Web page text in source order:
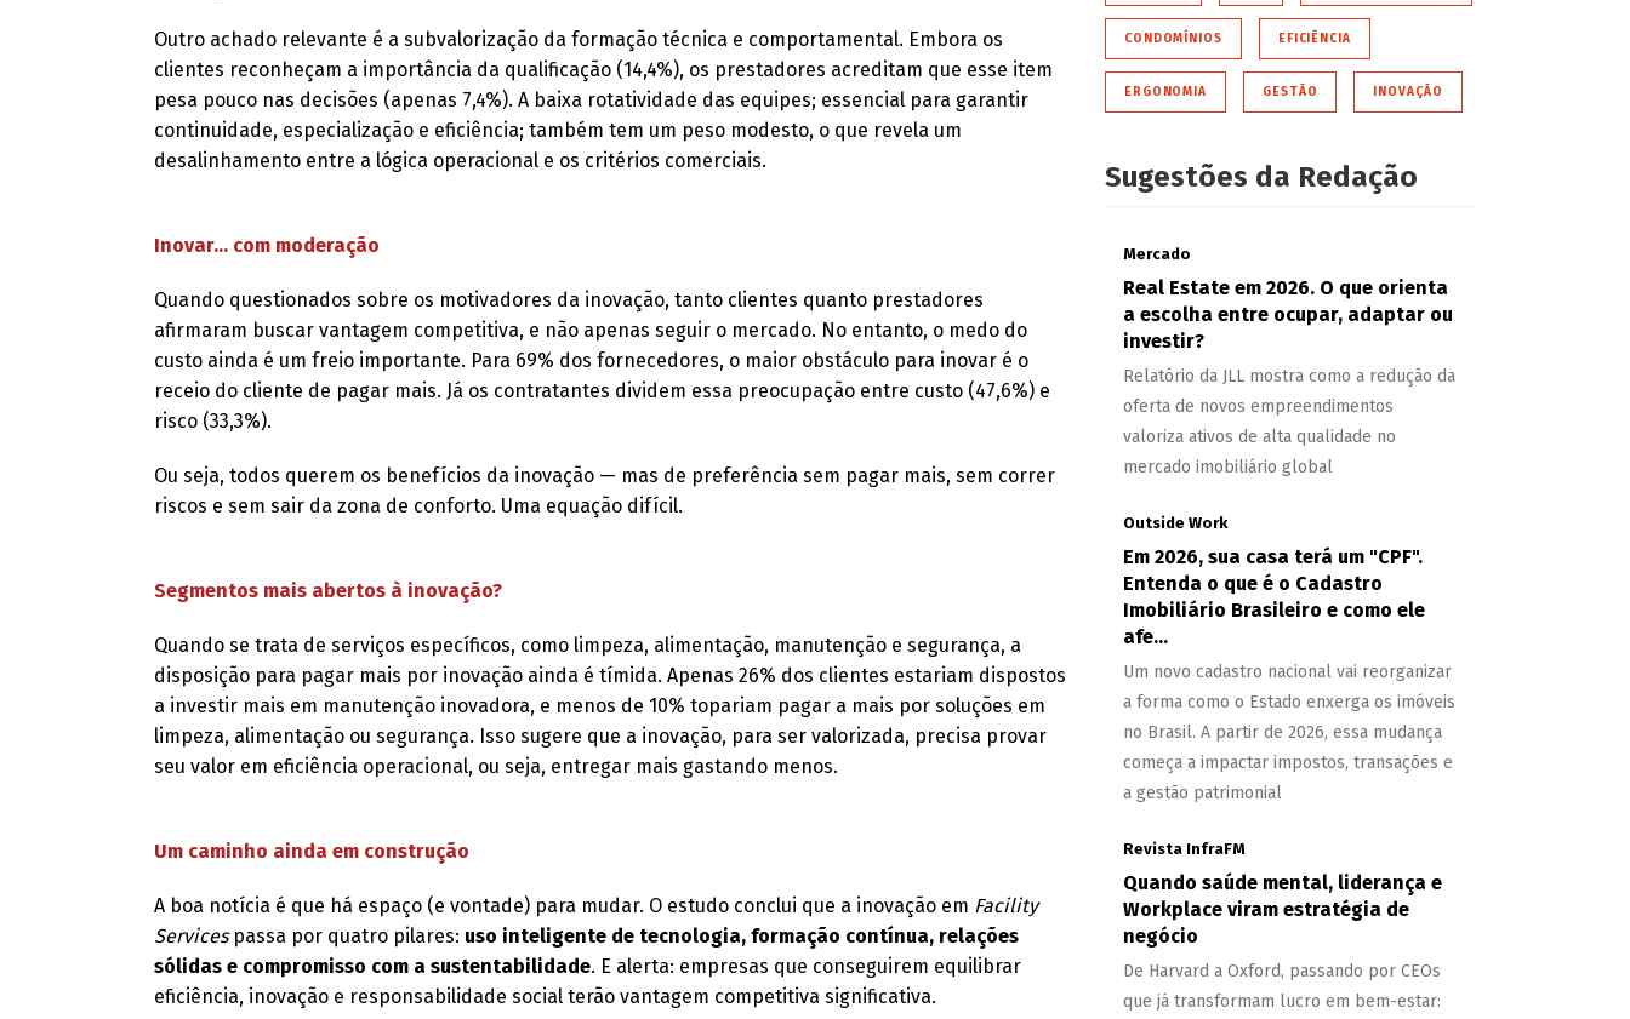
Outro achado relevante é a subvalorização da formação técnica e comportamental. Embora os
clientes reconheçam a importância da qualificação (14,4%), os prestadores acreditam que esse item
pesa pouco nas decisões (apenas 7,4%). A baixa rotatividade das equipes; essencial para garantir
continuidade, especialização e eficiência; também tem um peso modesto, o que revela um
desalinhamento entre a lógica operacional e os critérios comerciais.
Inovar... com moderação
Quando questionados sobre os motivadores da inovação, tanto clientes quanto prestadores
afirmaram buscar vantagem competitiva, e não apenas seguir o mercado. No entanto, o medo do
custo ainda é um freio importante. Para 69% dos fornecedores, o maior obstáculo para inovar é o
receio do cliente de pagar mais. Já os contratantes dividem essa preocupação entre custo (47,6%) e
risco (33,3%).
Ou seja, todos querem os benefícios da inovação — mas de preferência sem pagar mais, sem correr
riscos e sem sair da zona de conforto. Uma equação difícil.
Segmentos mais abertos à inovação?
Quando se trata de serviços específicos, como limpeza, alimentação, manutenção e segurança, a
disposição para pagar mais por inovação ainda é tímida. Apenas 26% dos clientes estariam dispostos
a investir mais em manutenção inovadora, e menos de 10% topariam pagar a mais por soluções em
limpeza, alimentação ou segurança. Isso sugere que a inovação, para ser valorizada, precisa provar
seu valor em eficiência operacional, ou seja, entregar mais gastando menos.
Um caminho ainda em construção
A boa notícia é que há espaço (e vontade) para mudar. O estudo conclui que a inovação em Facility
Servicespassa por quatro pilares: uso inteligente de tecnologia, formação contínua, relações
sólidas e compromisso com a sustentabilidade. E alerta: empresas que conseguirem equilibrar
eficiência, inovação e responsabilidade social terão vantagem competitiva significativa.
CONDOMÍNIOS EFICIÊNCIA
ERGONOMIA GESTÃO INOVAÇÃO
Sugestões da Redação
Mercado
Real Estate em 2026. O que orienta
a escolha entre ocupar, adaptar ou
investir?
Relatório da JLL mostra como a redução da
oferta de novos empreendimentos
valoriza ativos de alta qualidade no
mercado imobiliário global
Outside Work
Em 2026, sua casa terá um "CPF".
Entenda o que é o Cadastro
Imobiliário Brasileiro e como ele
afe...
Um novo cadastro nacional vai reorganizar
a forma como o Estado enxerga os imóveis
no Brasil. A partir de 2026, essa mudança
começa a impactar impostos, transações e
a gestão patrimonial
Revista InfraFM
Quando saúde mental, liderança e
Workplace viram estratégia de
negócio
De Harvard a Oxford, passando por CEOs
que já transformam lucro em bem-estar: